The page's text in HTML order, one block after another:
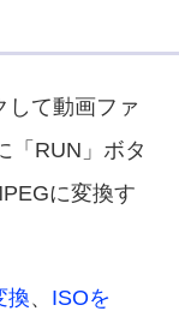
して動画ファ
「RUN」ボタ
に変換す
換、 ISOを